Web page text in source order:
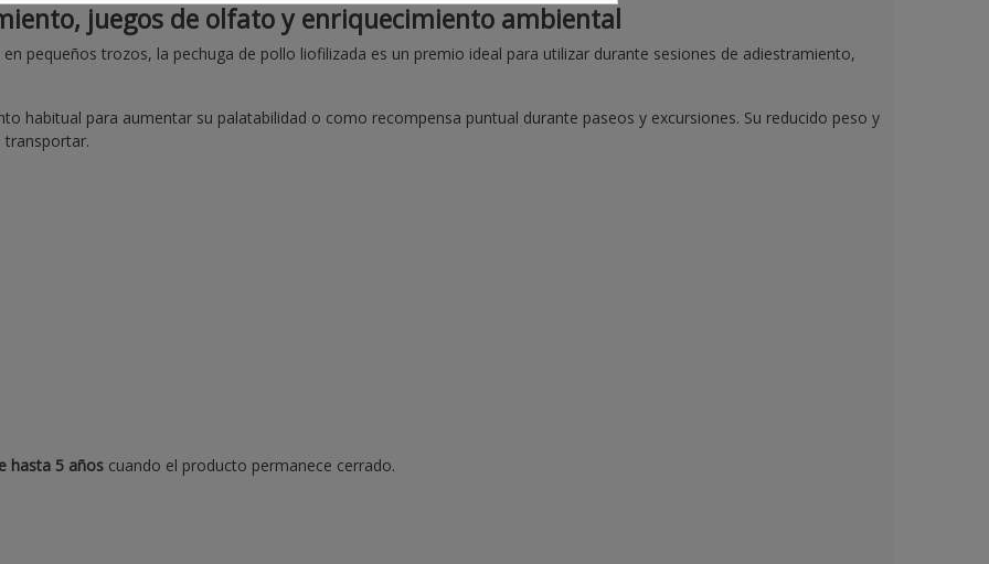
juegos de olfato y enriquecimiento ambiental
pequeños trozos, la pechuga de pollo liofilizada es un premio ideal para utilizar durante sesiones de adiestramiento,
habitual para aumentar su palatabilidad o como recompensa puntual durante paseos y excursiones. Su reducido peso y
transportar.
hasta 5 años cuando el producto permanece cerrado.